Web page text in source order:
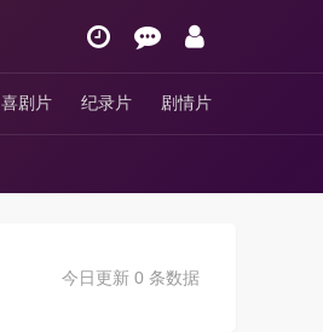
喜剧片 纪录片 剧情片
今日更新 0 条数据